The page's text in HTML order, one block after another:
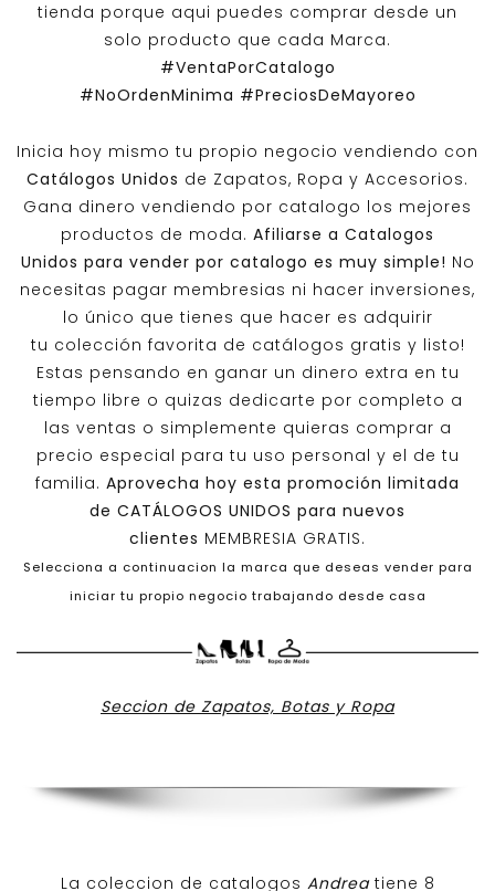
tienda porque aqui puedes comprar desde un
solo producto que cada Marca.
#VentaPorCatalogo
#NoOrdenMinima #PreciosDeMayoreo
Inicia hoy mismo tu propio negocio vendiendo con
Catálogos Unidos de Zapatos, Ropa y Accesorios.
Gana dinero vendiendo por catalogo los mejores
productos de moda. Afiliarse a Catalogos
Unidos para vender por catalogo es muy simple! No
necesitas pagar membresias ni hacer inversiones,
lo único que tienes que hacer es adquirir
tu colección favorita de catálogos gratis y listo!
Estas pensando en ganar un dinero extra en tu
tiempo libre o quizas dedicarte por completo a
las ventas o simplemente quieras comprar a
precio especial para tu uso personal y el de tu
familia. Aprovecha hoy esta promoción limitada
de CATÁLOGOS UNIDOS para nuevos
clientes MEMBRESIA GRATIS.
Selecciona a continuacion la marca que deseas vender para
iniciar tu propio negocio trabajando desde casa
Seccion de Zapatos, Botas y Ropa
La coleccion de catalogos Andreatiene 8